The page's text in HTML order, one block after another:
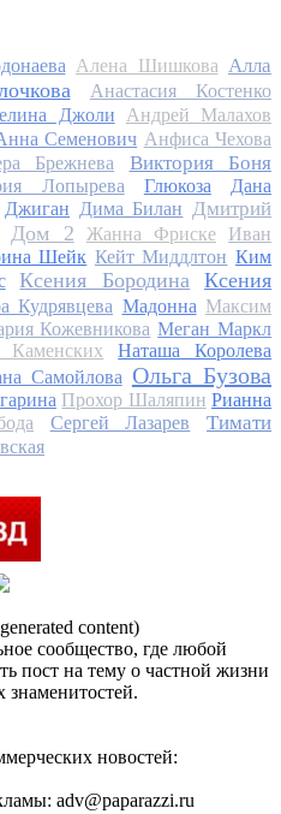
Алена Шишкова Алла
Анастасия Костенко
Джоли
Андрей Малахов
Семенович Анфиса Чехова
Брежнева Виктория Боня
Лопырева Глюкоза
Дана
Джиган Дима Билан Дмитрий
Дом 2 Жанна Фриске
Иван
Шейк Кейт Миддлтон Ким
Ксения Бородина
Ксения
Кудрявцева Мадонна Максим
Кожевникова Меган Маркл
Каменских
Наташа Королева
Самойлова Ольга Бузова
Прохор Шаляпин Рианна
Сергей Лазарев
Тимати
content)
сообщество, где любой
пост на тему о частной жизни
новостей:
adv@paparazzi.ru